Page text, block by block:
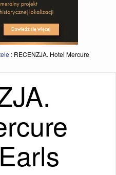
: RECENZJA. Hotel Mercure